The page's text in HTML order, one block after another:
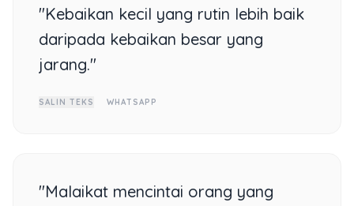
"Kebaikan kecil yang rutin lebih baik
daripada kebaikan besar yang
jarang."
SALIN TEKS WHATSAPP
"Malaikat mencintai orang yang